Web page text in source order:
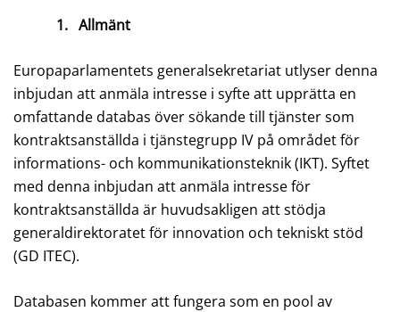
1. Allmänt
Europaparlamentets generalsekretariat utlyser denna
inbjudan att anmäla intresse i syfte att upprätta en
omfattande databas över sökande till tjänster som
kontraktsanställda i tjänstegrupp IV på området för
informations- och kommunikationsteknik (IKT). Syftet
med denna inbjudan att anmäla intresse för
kontraktsanställda är huvudsakligen att stödja
generaldirektoratet för innovation och tekniskt stöd
(GD ITEC).
Databasen kommer att fungera som en pool av